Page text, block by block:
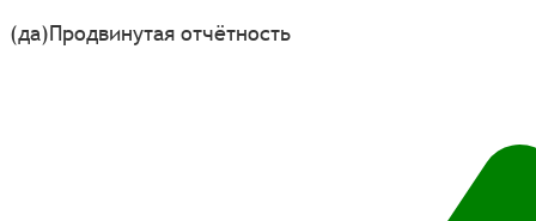
(да)Продвинутая отчётность